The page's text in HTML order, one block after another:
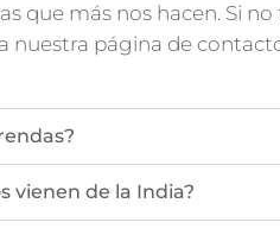
que más nos hacen. Si no
nuestra página de
vienen de la India?